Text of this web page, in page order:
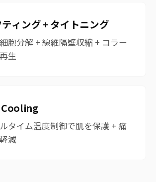
ティング + タイトニング
胞分解 + 線維隔壁収縮 + コラー
生
Cooling
タイム温度制御で肌を保護 + 痛
減